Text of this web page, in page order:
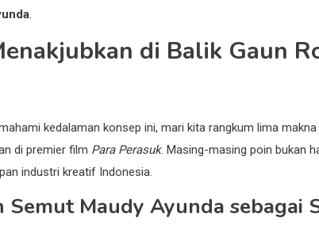
.
di Balik Gaun
kedalaman konsep ini, mari kita rangkum lima
di premier film Para Perasuk. Masing-masing poin bukan
industri kreatif Indonesia.
Semut Maudy Ayunda sebagai